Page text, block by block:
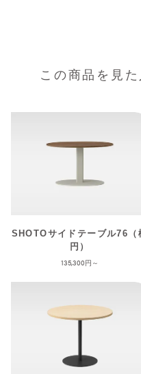
この商品を見
SHOTOサイドテーブル76（
円）
135,300